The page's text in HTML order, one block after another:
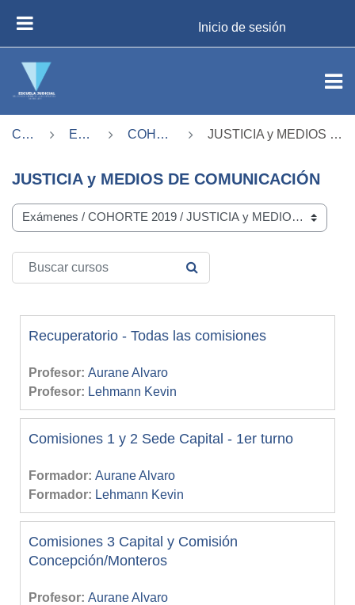
Inicio de sesión
Cursos Exámenes COHORTE 2019 JUSTICIA y MEDIOS DE COMUNICACIÓN
JUSTICIA y MEDIOS DE COMUNICACIÓN
Categorías del curso
Buscar cursos
BUSCAR CURSOS
Recuperatorio - Todas las comisiones
Profesor: Aurane Alvaro
Profesor: Lehmann Kevin
Comisiones 1 y 2 Sede Capital - 1er turno
Formador: Aurane Alvaro
Formador: Lehmann Kevin
Comisiones 3 Capital y Comisión
Concepción/Monteros
Profesor: Aurane Alvaro